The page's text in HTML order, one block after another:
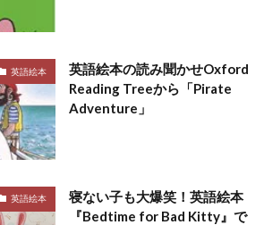
英語絵本
英語絵本の読み聞かせOxford
Reading Treeから「Pirate
Adventure」
英語絵本
寝ない子も大爆笑！英語絵本
『Bedtime for Bad Kitty』で